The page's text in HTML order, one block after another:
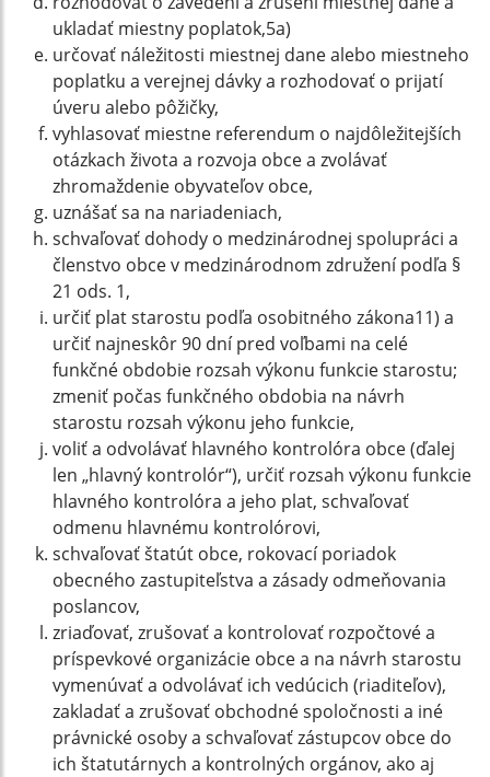
ukladať miestny poplatok,5a)
určovať náležitosti miestnej dane alebo miestneho
poplatku a verejnej dávky a rozhodovať o prijatí
úveru alebo pôžičky,
vyhlasovať miestne referendum o najdôležitejších
otázkach života a rozvoja obce a zvolávať
zhromaždenie obyvateľov obce,
uznášať sa na nariadeniach,
schvaľovať dohody o medzinárodnej spolupráci a
členstvo obce v medzinárodnom združení podľa §
21 ods. 1,
určiť plat starostu podľa osobitného zákona11) a
určiť najneskôr 90 dní pred voľbami na celé
funkčné obdobie rozsah výkonu funkcie starostu;
zmeniť počas funkčného obdobia na návrh
starostu rozsah výkonu jeho funkcie,
voliť a odvolávať hlavného kontrolóra obce (ďalej
len „hlavný kontrolór“), určiť rozsah výkonu funkcie
hlavného kontrolóra a jeho plat, schvaľovať
odmenu hlavnému kontrolórovi,
schvaľovať štatút obce, rokovací poriadok
obecného zastupiteľstva a zásady odmeňovania
poslancov,
zriaďovať, zrušovať a kontrolovať rozpočtové a
príspevkové organizácie obce a na návrh starostu
vymenúvať a odvolávať ich vedúcich (riaditeľov),
zakladať a zrušovať obchodné spoločnosti a iné
právnické osoby a schvaľovať zástupcov obce do
ich štatutárnych a kontrolných orgánov, ako aj